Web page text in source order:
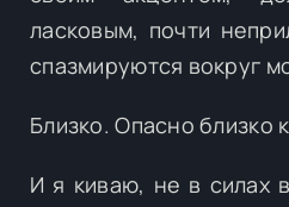
ласковым, почти
спазмируются вокруг
Близко. Опасно близко
И я киваю, не в силах